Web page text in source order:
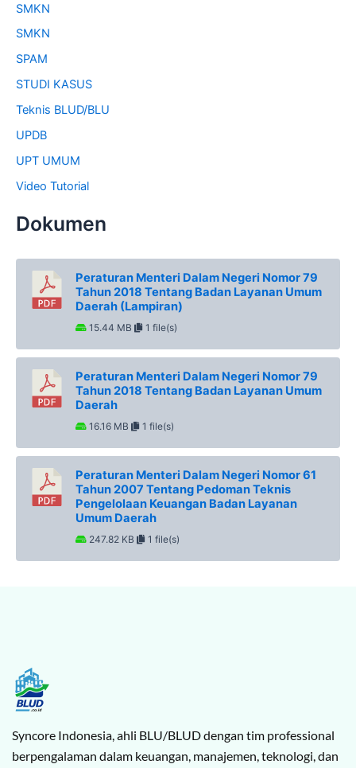
SMKN
SMKN
SPAM
STUDI KASUS
Teknis BLUD/BLU
UPDB
UPT UMUM
Video Tutorial
Dokumen
Peraturan Menteri Dalam Negeri Nomor 79
Tahun 2018 Tentang Badan Layanan Umum
Daerah (Lampiran)
15.44 MB 1 file(s)
Peraturan Menteri Dalam Negeri Nomor 79
Tahun 2018 Tentang Badan Layanan Umum
Daerah
16.16 MB 1 file(s)
Peraturan Menteri Dalam Negeri Nomor 61
Tahun 2007 Tentang Pedoman Teknis
Pengelolaan Keuangan Badan Layanan
Umum Daerah
247.82 KB 1 file(s)
Syncore Indonesia, ahli BLU/BLUD dengan tim professional
berpengalaman dalam keuangan, manajemen, teknologi, dan